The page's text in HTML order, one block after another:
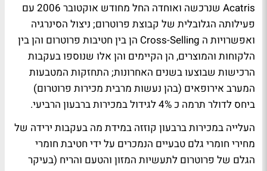
Acatris שנרכשה ואוחדה החל מחודש אוקטובר 2006 עם
פעילותה הגלובלית של קבוצת פרוטרום; ניצול הסינרגיה
ואפשרויות ה Cross-Selling הן בין חטיבות פרוטרום והן בין
הלקוחות והמוצרים, הן הקיימים והן אלו שנוספו בעקבות
הרכישות שבוצעו בשנים האחרונות; התחזקות המטבעות
המערב אירופאים (בהן נעשות מרבית מכירות פרוטרום)
ביחס לדולר תרמה כ 4% לגידול במכירות ברבעון הרביעי.
העלייה במכירות ברבעון קוזזה במידת מה בעקבות ירידה של
מחירי חומרי גלם טבעיים הנמכרים על ידי חטיבת חומרי
הגלם של פרוטרום לתעשיות המזון והטעם והריח (בעיקר